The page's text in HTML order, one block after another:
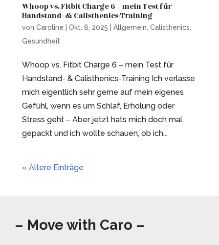
Whoop vs. Fitbit Charge 6 – mein Test für
Handstand- & Calisthenics-Training
von Caroline Okt. 8, 2025 Allgemein Calisthenics
Gesundheit
Whoop vs. Fitbit Charge 6 – mein Test für
Handstand- & Calisthenics-Training Ich verlasse
mich eigentlich sehr gerne auf mein eigenes
Gefühl, wenn es um Schlaf, Erholung oder
Stress geht – Aber jetzt hats mich doch mal
gepackt und ich wollte schauen, ob ich...
« Ältere Einträge
– Move with Caro –